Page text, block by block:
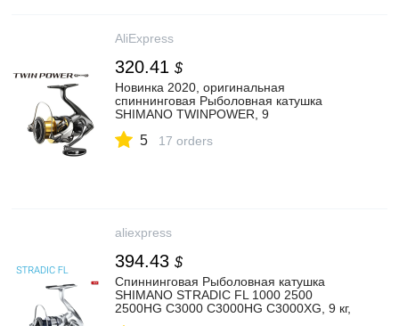
AliExpress
320.41 $
Новинка 2020, оригинальная
спиннинговая Рыболовная катушка
SHIMANO TWINPOWER, 9
сцепление, корпус HAGANE|Рыболовные
5 17 orders
aliexpress
394.43 $
Спиннинговая Рыболовная катушка
SHIMANO STRADIC FL 1000 2500
2500HG C3000 C3000HG C3000XG, 9 кг,